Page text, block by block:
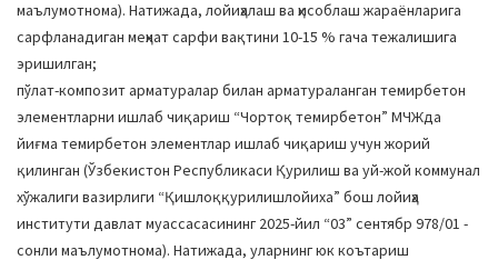
маълумотнома). Натижада, лойиҳалаш ва ҳисоблаш жараёнларига
сарфланадиган меҳнат сарфи вақтини 10-15 % гача тежалишига
эришилган;
пўлат-композит арматуралар билан арматураланган темирбетон
элементларни ишлаб чиқариш “Чортоқ темирбетон” МЧЖда
йиғма темирбетон элементлар ишлаб чиқариш учун жорий
қилинган (Ўзбекистон Республикаси Қурилиш ва уй-жой коммунал
хўжалиги вазирлиги “Қишлоққурилишлойиха” бош лойиҳа
институти давлат муассасасининг 2025-йил “03” сентябр 978/01 -
сонли маълумотнома). Натижада, уларнинг юк коътариш